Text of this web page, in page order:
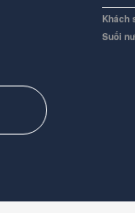
Khách
Suối